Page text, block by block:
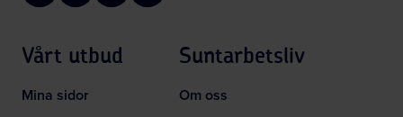
Vårt utbud
Mina sidor
Suntarbetsliv
Om oss